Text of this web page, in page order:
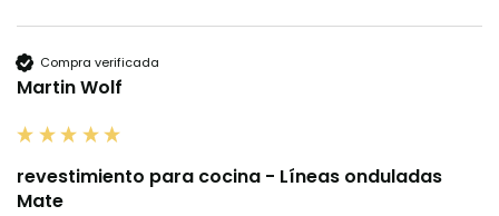
Compra verificada
Martin Wolf
revestimiento para cocina - Líneas onduladas
Mate